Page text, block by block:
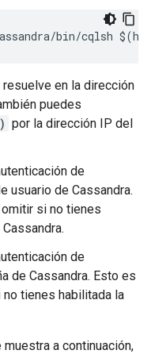
bin/cqlsh
resuelve en la dirección
puedes
por la dirección IP del
de
usuario de Cassandra.
si no tienes
de
de Cassandra. Esto es
tienes habilitada la
a continuación,